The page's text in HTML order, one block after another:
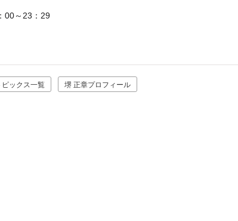
00～23：29
ピックス一覧 堺 正章プロフィール